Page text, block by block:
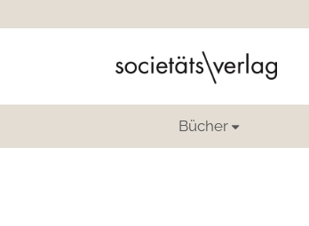
Bücher